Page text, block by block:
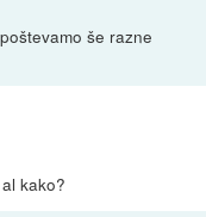
še razne
kako?